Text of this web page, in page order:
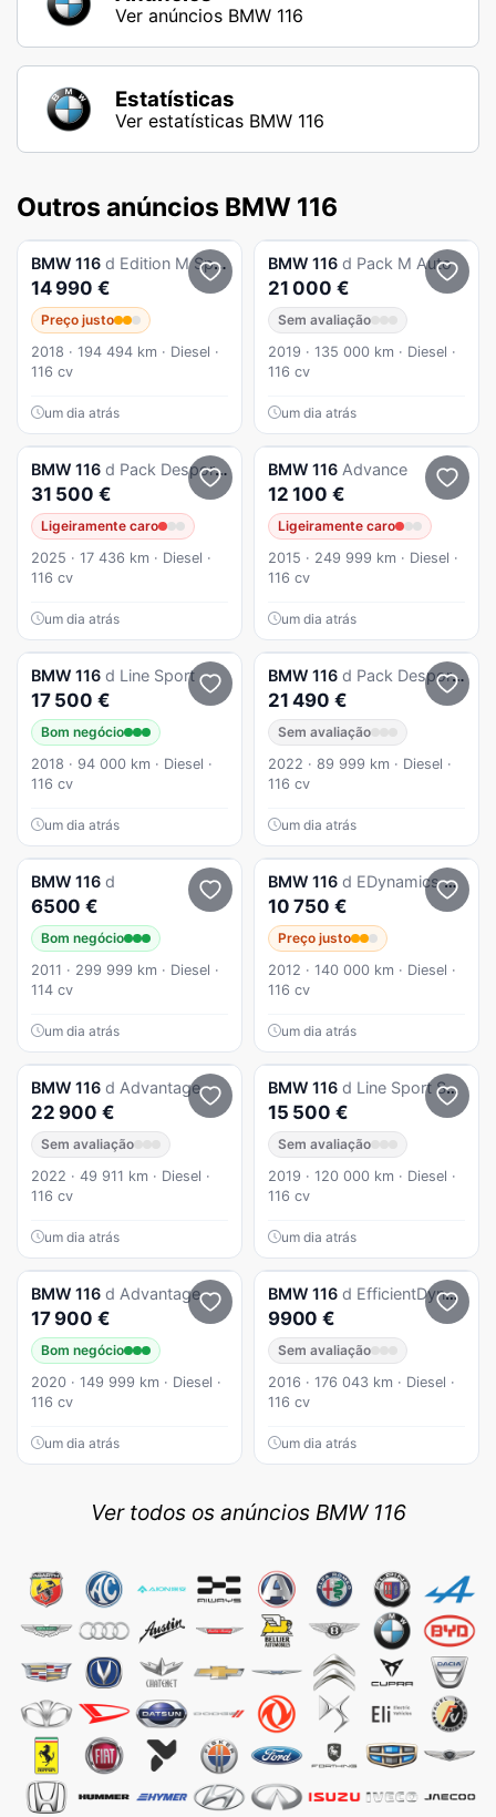
Ver anúncios BMW 116
Estatísticas
Ver estatísticas BMW 116
Outros anúncios BMW 116
BMW 116 d Edition M Sport Shadow
14 990 €
Preço justo
2018 · 194 494 km · Diesel ·
116 cv
um dia atrás
BMW 116 d Pack M Auto
21 000 €
Sem avaliação
2019 · 135 000 km · Diesel ·
116 cv
um dia atrás
BMW 116 d Pack Desportivo M Auto
31 500 €
Ligeiramente caro
2025 · 17 436 km · Diesel ·
116 cv
um dia atrás
BMW 116 Advance
12 100 €
Ligeiramente caro
2015 · 249 999 km · Diesel ·
116 cv
um dia atrás
BMW 116 d Line Sport
17 500 €
Bom negócio
2018 · 94 000 km · Diesel ·
116 cv
um dia atrás
BMW 116 d Pack Desportivo M
21 490 €
Sem avaliação
2022 · 89 999 km · Diesel ·
116 cv
um dia atrás
BMW 116 d
6500 €
Bom negócio
2011 · 299 999 km · Diesel ·
114 cv
um dia atrás
BMW 116 d EDynamics Line Sport
10 750 €
Preço justo
2012 · 140 000 km · Diesel ·
116 cv
um dia atrás
BMW 116 d Advantage
22 900 €
Sem avaliação
2022 · 49 911 km · Diesel ·
116 cv
um dia atrás
BMW 116 d Line Sport Shadow
15 500 €
Sem avaliação
2019 · 120 000 km · Diesel ·
116 cv
um dia atrás
BMW 116 d Advantage
17 900 €
Bom negócio
2020 · 149 999 km · Diesel ·
116 cv
um dia atrás
BMW 116 d EfficientDynamics Edition Sport Line
9900 €
Sem avaliação
2016 · 176 043 km · Diesel ·
116 cv
um dia atrás
Ver todos os anúncios BMW 116